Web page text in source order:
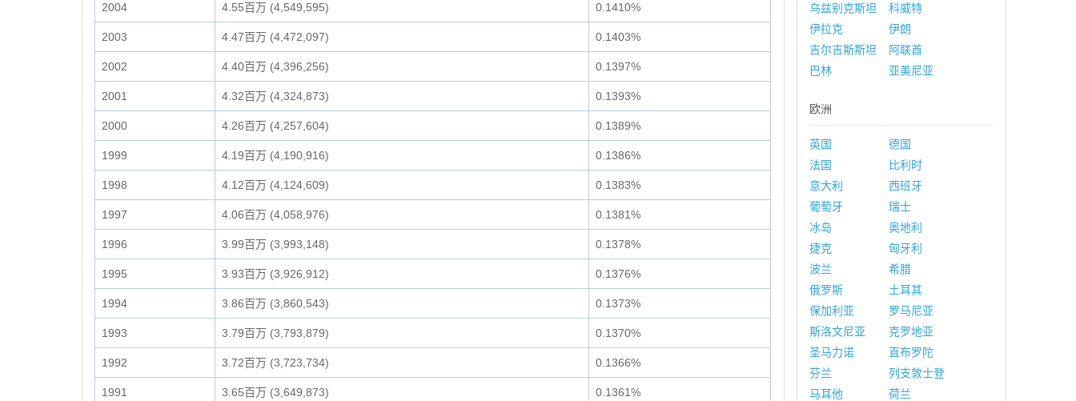
2004 4.55百万 (4,549,595) 0.1410%
2003 4.47百万 (4,472,097) 0.1403%
2002 4.40百万 (4,396,256) 0.1397%
2001 4.32百万 (4,324,873) 0.1393%
2000 4.26百万 (4,257,604) 0.1389%
1999 4.19百万 (4,190,916) 0.1386%
1998 4.12百万 (4,124,609) 0.1383%
1997 4.06百万 (4,058,976) 0.1381%
1996 3.99百万 (3,993,148) 0.1378%
1995 3.93百万 (3,926,912) 0.1376%
1994 3.86百万 (3,860,543) 0.1373%
1993 3.79百万 (3,793,879) 0.1370%
1992 3.72百万 (3,723,734) 0.1366%
1991 3.65百万 (3,649,873) 0.1361%
乌兹别克斯坦
科威特
伊拉克
伊朗
吉尔吉斯斯坦
阿联酋
巴林
亚美尼亚
欧洲
英国
德国
法国
比利时
意大利
西班牙
葡萄牙
瑞士
冰岛
奥地利
捷克
匈牙利
波兰
希腊
俄罗斯
土耳其
保加利亚
罗马尼亚
斯洛文尼亚
克罗地亚
圣马力诺
直布罗陀
芬兰
列支敦士登
马耳他
荷兰